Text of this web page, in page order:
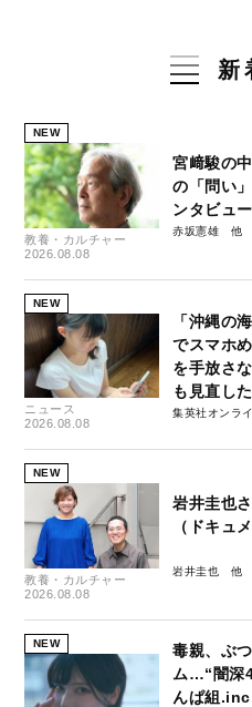
新
NEW
教養・カルチャー
2026.08.08
宮﨑駿の
の「問い
ンタビュー
赤坂憲雄
NEW
ニュース
2026.08.08
「沖縄の
でスマホ
を手放さ
も見直し
集英社オンラ
NEW
教養・カルチャー
2026.08.08
岩井圭也
（ドキュ
岩井圭也
NEW
毒親、ぶ
ム…“闇深
んぱ組.inc